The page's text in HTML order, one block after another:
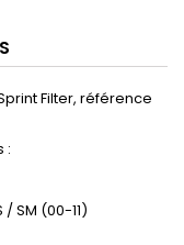
Filter, référence
:
/ SM (00-11)